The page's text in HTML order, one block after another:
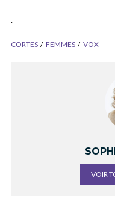
.
CORTES FEMMES VOX
VOIR